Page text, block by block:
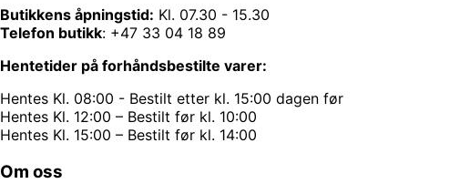
Butikkens åpningstid: Kl. 07.30 - 15.30
Telefon butikk: +47 33 04 18 89
Hentetider på forhåndsbestilte varer:
Hentes Kl. 08:00 - Bestilt etter kl. 15:00 dagen før
Hentes Kl. 12:00 – Bestilt før kl. 10:00
Hentes Kl. 15:00 – Bestilt før kl. 14:00
Om oss